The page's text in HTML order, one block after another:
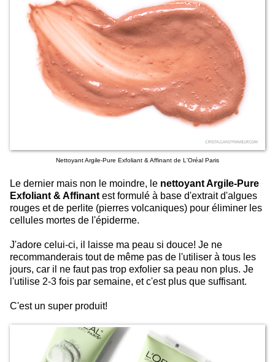
Nettoyant Argile-Pure Exfoliant & Affinant de L'Oréal Paris
Le dernier mais non le moindre, le nettoyant Argile-Pure
Exfoliant & Affinant est formulé à base d'extrait d'algues
rouges et de perlite (pierres volcaniques) pour éliminer les
cellules mortes de l'épiderme.
J'adore celui-ci, il laisse ma peau si douce! Je ne
recommanderais tout de même pas de l'utiliser à tous les
jours, car il ne faut pas trop exfolier sa peau non plus. Je
l'utilise 2-3 fois par semaine, et c'est plus que suffisant.
C'est un super produit!